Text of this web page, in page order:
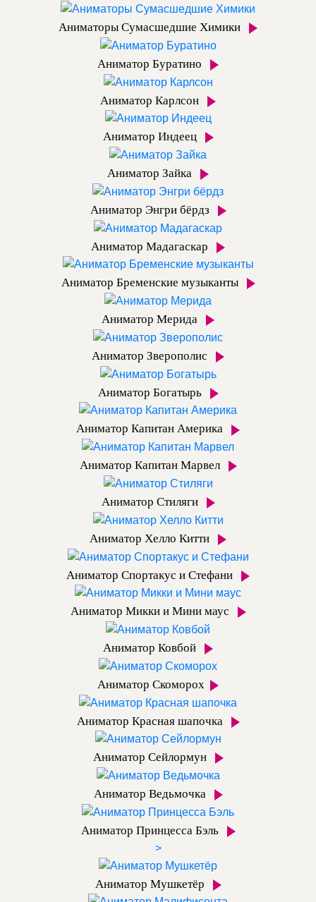
Аниматоры Сумасшедшие Химики
Аниматор Буратино
Аниматор Карлсон
Аниматор Индеец
Аниматор Зайка
Аниматор Энгри бёрдз
Аниматор Мадагаскар
Аниматор Бременские музыканты
Аниматор Мерида
Аниматор Зверополис
Аниматор Богатырь
Аниматор Капитан Америка
Аниматор Капитан Марвел
Аниматор Стиляги
Аниматор Хелло Китти
Аниматор Спортакус и Стефани
Аниматор Микки и Мини маус
Аниматор Ковбой
Аниматор Скоморох
Аниматор Красная шапочка
Аниматор Сейлормун
Аниматор Ведьмочка
Аниматор Принцесса Бэль
>
Аниматор Мушкетёр